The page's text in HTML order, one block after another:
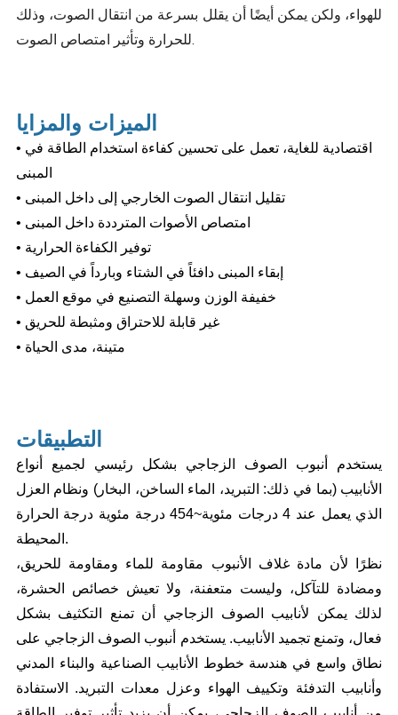
للهواء، ولكن يمكن أيضًا أن يقلل بسرعة من انتقال الصوت، وذلك
للحرارة وتأثير امتصاص الصوت.
الميزات والمزايا
• اقتصادية للغاية، تعمل على تحسين كفاءة استخدام الطاقة في
المبنى
• تقليل انتقال الصوت الخارجي إلى داخل المبنى
• امتصاص الأصوات المترددة داخل المبنى
• توفير الكفاءة الحرارية
• إبقاء المبنى دافئاً في الشتاء وبارداً في الصيف
• خفيفة الوزن وسهلة التصنيع في موقع العمل
• غير قابلة للاحتراق ومثبطة للحريق
• متينة، مدى الحياة
التطبيقات
يستخدم أنبوب الصوف الزجاجي بشكل رئيسي لجميع أنواع
الأنابيب (بما في ذلك: التبريد، الماء الساخن، البخار) ونظام العزل
الذي يعمل عند 4 درجات مئوية
~454 درجة مئوية درجة الحرارة
المحيطة.
نظرًا لأن مادة غلاف الأنبوب مقاومة للماء ومقاومة للحريق،
ومضادة للتآكل، وليست متعفنة، ولا تعيش خصائص الحشرة،
لذلك يمكن لأنابيب الصوف الزجاجي أن تمنع التكثيف بشكل
فعال، وتمنع تجميد الأنابيب. يستخدم أنبوب الصوف الزجاجي على
نطاق واسع في هندسة خطوط الأنابيب الصناعية والبناء المدني
وأنابيب التدفئة وتكييف الهواء وعزل معدات التبريد. الاستفادة